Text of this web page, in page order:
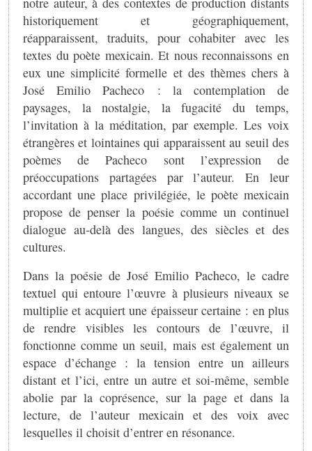
historiquement et géographiquement,
réapparaissent, traduits, pour cohabiter avec les
textes du poète mexicain. Et nous reconnaissons en
eux une simplicité formelle et des thèmes chers à
José Emilio Pacheco : la contemplation de
paysages, la nostalgie, la fugacité du temps,
l’invitation à la méditation, par exemple. Les voix
étrangères et lointaines qui apparaissent au seuil des
poèmes de Pacheco sont l’expression de
préoccupations partagées par l’auteur. En leur
accordant une place privilégiée, le poète mexicain
propose de penser la poésie comme un continuel
dialogue au-delà des langues, des siècles et des
cultures.
Dans la poésie de José Emilio Pacheco, le cadre
textuel qui entoure l’œuvre à plusieurs niveaux se
multiplie et acquiert une épaisseur certaine : en plus
de rendre visibles les contours de l’œuvre, il
fonctionne comme un seuil, mais est également un
espace d’échange : la tension entre un ailleurs
distant et l’ici, entre un autre et soi-même, semble
abolie par la coprésence, sur la page et dans la
lecture, de l’auteur mexicain et des voix avec
lesquelles il choisit d’entrer en résonance.